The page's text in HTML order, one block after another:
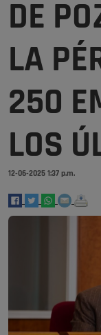
DE
LA
250
LOS
12-06-2025 1:37 p.m.